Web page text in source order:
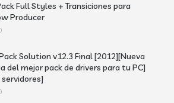
Full Styles + Transiciones para
Producer
Solution v12.3 Final [2012][Nueva
del mejor pack de drivers para tu PC]
servidores]